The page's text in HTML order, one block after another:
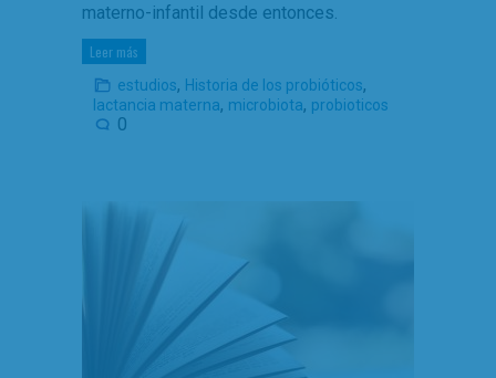
materno-infantil desde entonces.
Leer más
estudios, Historia de los probióticos,
lactancia materna, microbiota, probioticos
0